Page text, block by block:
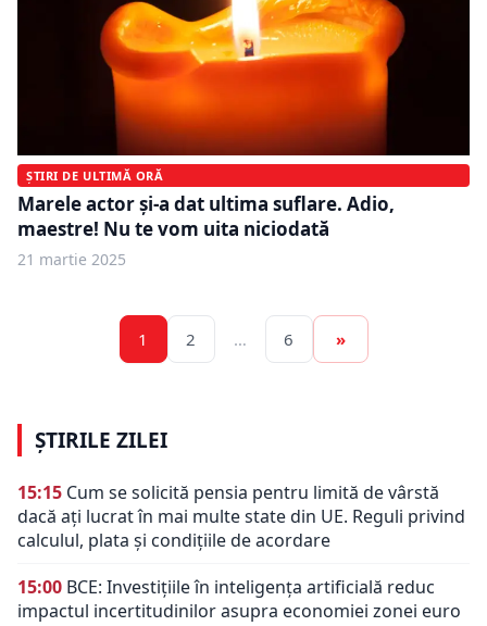
ȘTIRI DE ULTIMĂ ORĂ
Marele actor și-a dat ultima suflare. Adio,
maestre! Nu te vom uita niciodată
21 martie 2025
1 2 … 6 »
ȘTIRILE ZILEI
15:15 Cum se solicită pensia pentru limită de vârstă
dacă ați lucrat în mai multe state din UE. Reguli privind
calculul, plata și condițiile de acordare
15:00 BCE: Investițiile în inteligența artificială reduc
impactul incertitudinilor asupra economiei zonei euro